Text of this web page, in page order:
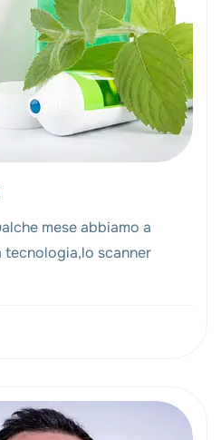
mese abbiamo a
tecnologia,lo scanner